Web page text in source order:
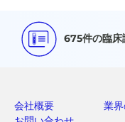
675件の臨床
会社概要 業